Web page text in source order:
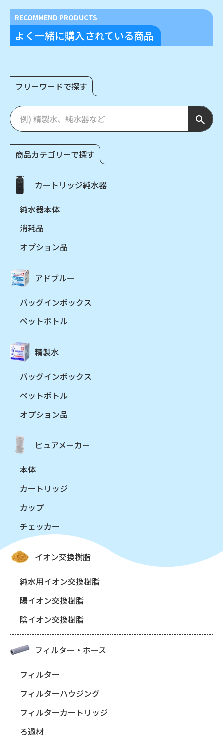
よく一緒に購入されている商品
RECOMMEND PRODUCTS
フリーワードで探す
商品カテゴリーで探す
カートリッジ純水器
純水器本体
消耗品
オプション品
アドブルー
バッグインボックス
ペットボトル
精製水
バッグインボックス
ペットボトル
オプション品
ピュアメーカー
本体
カートリッジ
カップ
チェッカー
イオン交換樹脂
純水用イオン交換樹脂
陽イオン交換樹脂
陰イオン交換樹脂
フィルター・ホース
フィルター
フィルターハウジング
フィルターカートリッジ
ろ過材